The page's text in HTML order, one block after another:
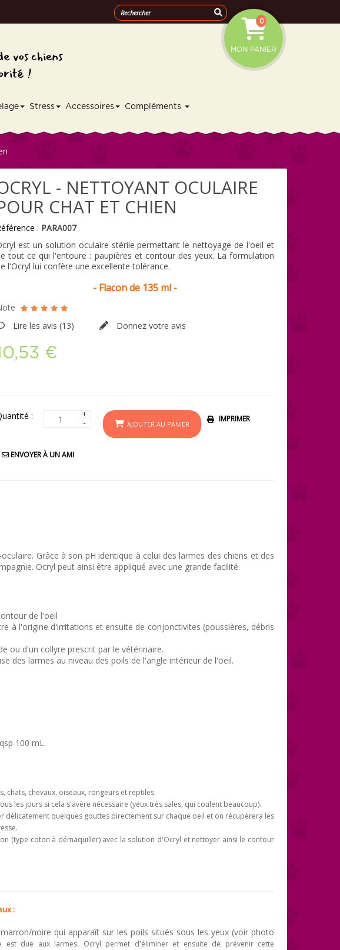
MON PANIER
0
Stress Accessoires Compléments
- NETTOYANT OCULAIRE
CHAT ET CHIEN
: PARA007
est un solution oculaire stérile permettant le nettoyage de l'oeil et
tout ce qui l'entoure : paupières et contour des yeux. La formulation
l'Ocryl lui confère une excellente tolérance.
- Flacon de 135 ml -
Lire les avis (13) Donnez votre avis
€
: +
- AJOUTER AU PANIER
IMPRIMER
ENVOYER À UN AMI
Grâce à son pH identique à celui des larmes des chiens et des
Ocryl peut ainsi être appliqué avec une grande facilité.
de l'oeil
à l'origine d'irritations et ensuite de conjonctivites (poussières, débris
ou d'un collyre prescrit par le vétérinaire.
des larmes au niveau des poils de l'angle intérieur de l'oeil.
100 mL.
chats, chevaux, oiseaux, rongeurs et reptiles.
les jours si cela s'avère nécessaire (yeux très sales, qui coulent beaucoup).
quelques gouttes directement sur chaque oeil et on récupèrera les
(type coton à démaquiller) avec la solution d'Ocryl et nettoyer ainsi le contour
:
noire qui apparaît sur les poils situés sous les yeux (voir photo
est due aux larmes. Ocryl permet d'éliminer et ensuite de prévenir cette